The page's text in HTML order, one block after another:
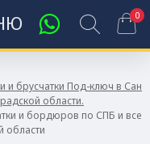
0
и брусчатки Под-ключ в Сан
области.
и бордюров по СПБ и все
области